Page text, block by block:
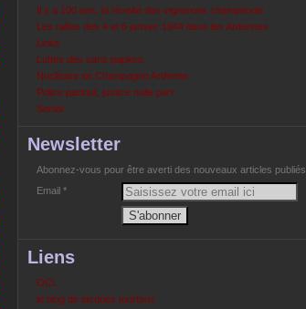
Il y a 100 ans, la révolte des vignerons champenois
Les rafles des 4 et 6 janvier 1944 dans les Ardennes
Links
Luttes des sans papiers
Nucléaire en Champagne Ardenne
Police partout, justice nulle part
Social
Newsletter
Abonnez-vous pour être averti des nouveaux articles publiés.
Email
Liens
OCL
le blog de jacques tourtaux